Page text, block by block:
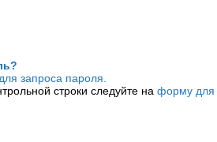
запроса пароля.
строки следуйте на форму для